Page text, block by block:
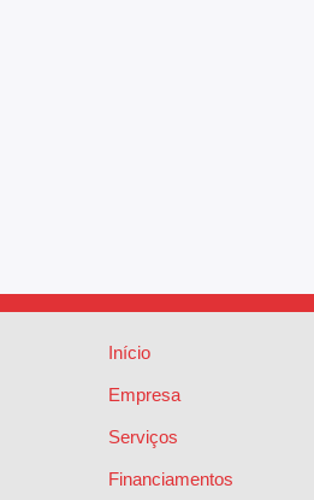
Início
Empresa
Serviços
Financiamentos